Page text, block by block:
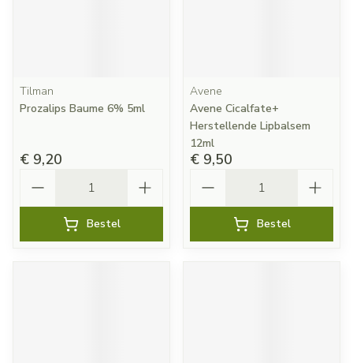
Tilman
Prozalips Baume 6% 5ml
€ 9,20
Bestel
Avene
Avene Cicalfate+
Herstellende Lipbalsem
12ml
€ 9,50
Bestel